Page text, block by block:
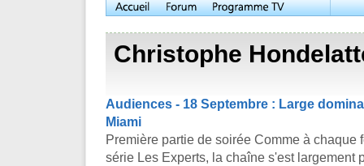
Christophe
Audiences - 18 Septembre : Large
Miami
Première partie de soirée Comme à chaque
série Les Experts, la chaîne s'est largement